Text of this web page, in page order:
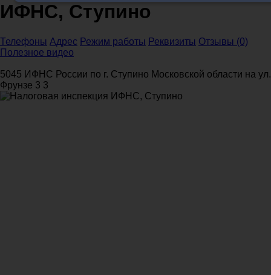
ИФНС, Ступино
Телефоны Адрес Режим работы Реквизиты Отзывы (0)
Полезное видео
5045 ИФНС России по г. Ступино Московской области на ул.
Фрунзе 3 3